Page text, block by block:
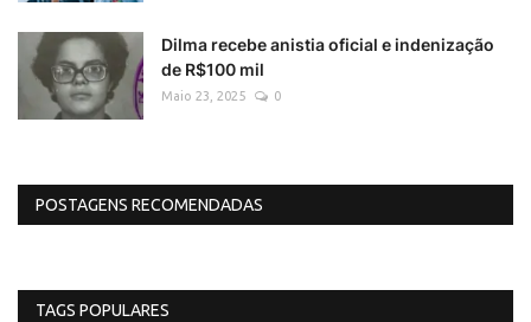
Dilma recebe anistia oficial e indenização
de R$100 mil
Maio 23, 2025 0
POSTAGENS RECOMENDADAS
TAGS POPULARES